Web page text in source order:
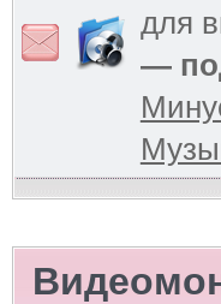
для
—